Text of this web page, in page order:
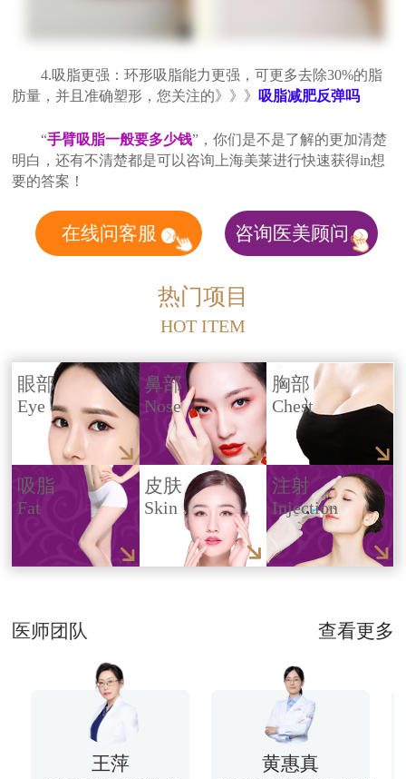
4.吸脂更强：环形吸脂能力更强，可更多去除30%的脂
肪量，并且准确塑形，您关注的》》》 吸脂减肥反弹吗
“手臂吸脂一般要多少钱”，你们是不是了解的更加清楚
明白，还有不清楚都是可以咨询上海美莱进行快速获得in想
要的答案！
在线问客服 咨询医美顾问
热门项目
HOT ITEM
眼部
Eye
鼻部
Nose
胸部
Chest
吸脂
Fat
皮肤
Skin
注射
Injection
医师团队 查看更多
王萍 黄惠真